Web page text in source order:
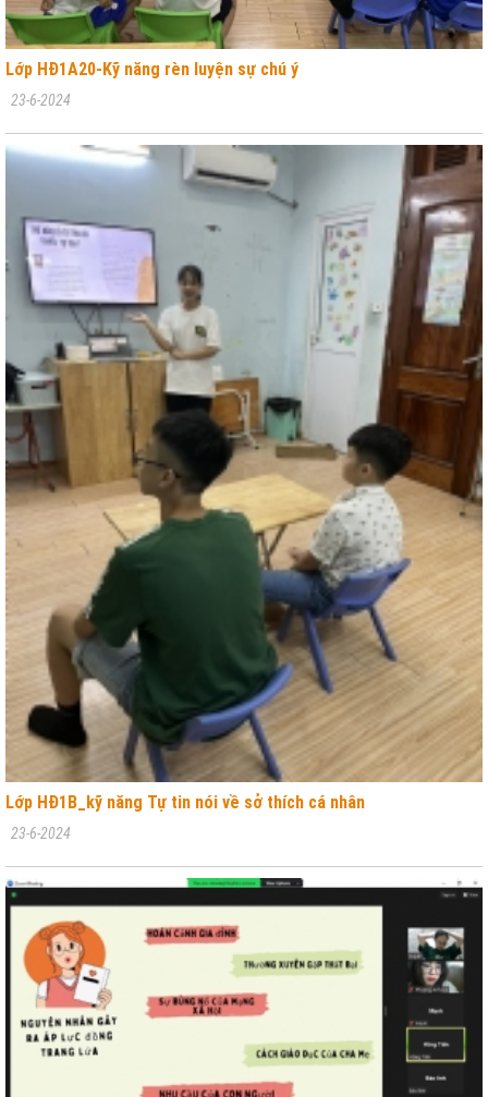
Lớp HĐ1A20-Kỹ năng rèn luyện sự chú ý
23-6-2024
Lớp HĐ1B_kỹ năng Tự tin nói về sở thích cá nhân
23-6-2024